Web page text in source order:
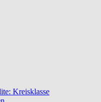
Kreisklasse